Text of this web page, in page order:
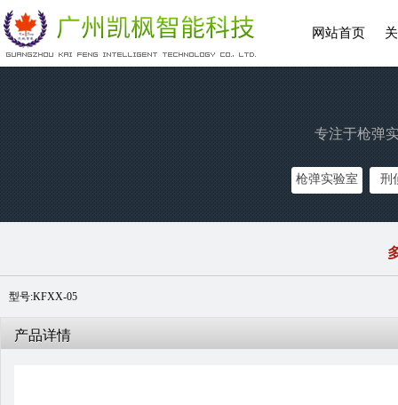
网站首页
专注于枪弹
枪弹实验室 刑
型号:KFXX-05
产品详情